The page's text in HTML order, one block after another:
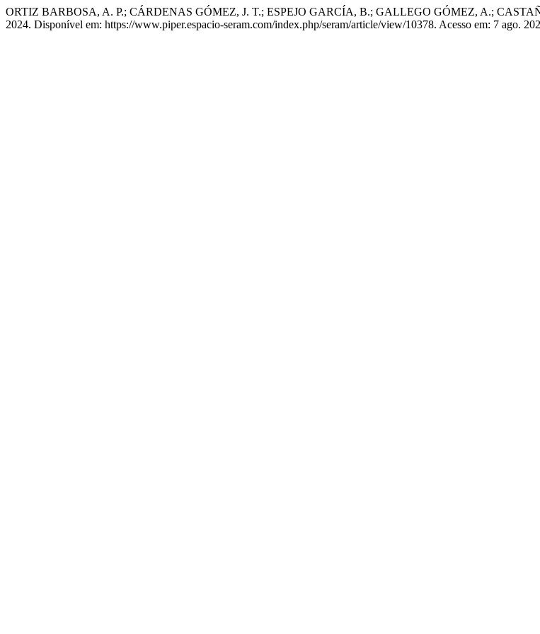
ORTIZ BARBOSA, A. P.; CÁRDENAS GÓMEZ, J. T.; ESPEJO GARCÍA, B.; GALLEGO GÓMEZ, A.;
2024. Disponível em: https://www.piper.espacio-seram.com/index.php/seram/article/view/10378. Acesso em: 7 ago.